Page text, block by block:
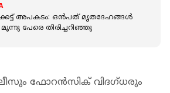
അപകടം: ഒൻപത് മൃതദേഹങ്ങൾ
മൂന്നു പേരെ തിരിച്ചറിഞ്ഞു
ഫോറന്‍സിക് വിദഗ്ധരും